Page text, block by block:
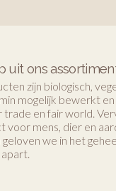
uit ons
zijn biologisch,
mogelijk bewerkt en
trade en fair world.
voor mens, dier en
we in het